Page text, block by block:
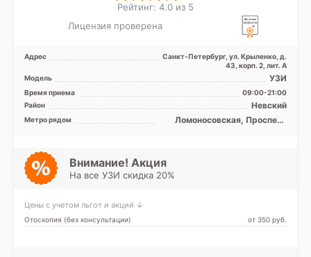
Рейтинг: 4.0 из 5
Лицензия проверена
Адрес
Санкт-Петербург, ул. Крыленко, д.
43, корп. 2, лит. А
Модель
УЗИ
Время приема
09:00-21:00
Район
Невский
Метро рядом
Ломоносовская, Проспект
Внимание! Акция
На все УЗИ скидка 20%
Цены с учетом льгот и акций ↓
Отоскопия (без консультации) от 350 pуб.